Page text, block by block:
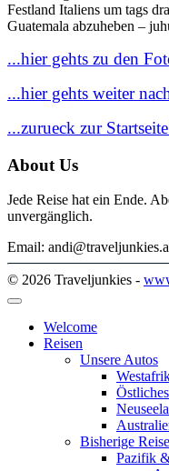
Festland Italiens um tags
Guatemala abzuheben –
...hier gehts zu den
...hier gehts weiter
...zurueck zur
About Us
Jede Reise hat ein Ende.
unvergänglich.
Email:
© 2026 Traveljunkies -
Welcome
Reisen
Unsere Autos
Bisherige
Pazifik